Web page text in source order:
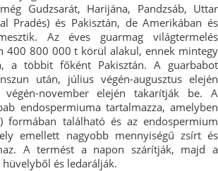
Gudzsarát, Harijána, Pandzsáb, Uttar
Pradés) és Pakisztán, de Amerikában és
Az éves guarmag világtermelés
400 800 000 t körül alakul, ennek mintegy
a többit főként Pakisztán. A guarbabot
után, július végén-augusztus elején
november elején takarítják be. A
endospermiuma tartalmazza, amelyben
formában található és az endospermium
emellett nagyobb mennyiségű zsírt és
A termést a napon szárítják, majd a
és ledarálják.